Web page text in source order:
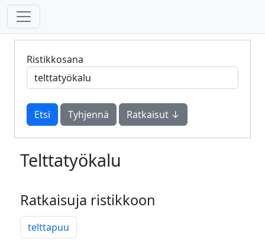
Ristikkosana
Tyhjennä Ratkaisut ↓
Telttatyökalu
Ratkaisuja ristikkoon
telttapuu